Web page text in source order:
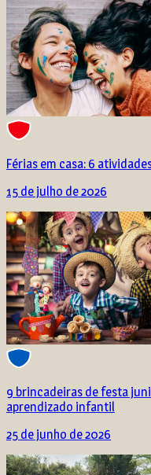
Férias em casa: 6
15 de julho de 2026
9 brincadeiras de festa
aprendizado infantil
25 de junho de 2026